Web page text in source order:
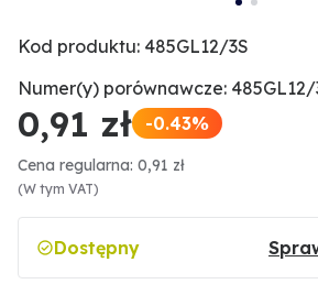
Kod produktu: 485GL12/3S
Numer(y) porównawcze: 485GL12/
0,91 zł -0.43%
Cena regularna: 0,91 zł
(W tym VAT)
Dostępny